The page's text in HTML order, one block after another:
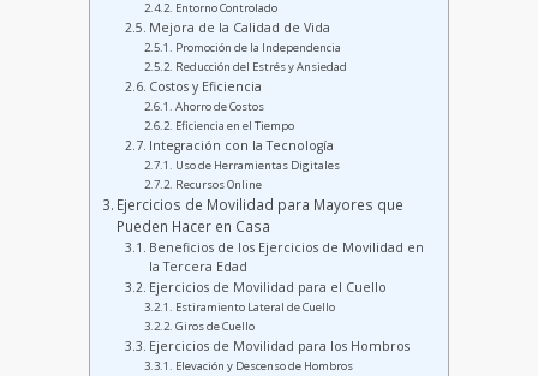
Entorno Controlado
Mejora de la Calidad de Vida
Promoción de la Independencia
Reducción del Estrés y Ansiedad
Costos y Eficiencia
Ahorro de Costos
Eficiencia en el Tiempo
Integración con la Tecnología
Uso de Herramientas Digitales
Recursos Online
Ejercicios de Movilidad para Mayores que
Pueden Hacer en Casa
Beneficios de los Ejercicios de Movilidad en
la Tercera Edad
Ejercicios de Movilidad para el Cuello
Estiramiento Lateral de Cuello
Giros de Cuello
Ejercicios de Movilidad para los Hombros
Elevación y Descenso de Hombros